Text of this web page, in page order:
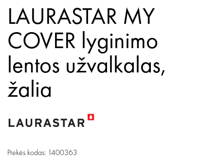
LAURASTAR MY
COVER lyginimo
lentos užvalkalas,
žalia
Prekės kodas: 1400363